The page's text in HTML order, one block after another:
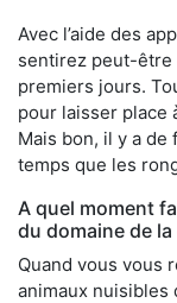
Avec l’aide des
sentirez peut-être
premiers jours.
pour laisser place
Mais bon, il y a de
temps que les
A quel moment
du domaine de
Quand vous vous
animaux nuisibles